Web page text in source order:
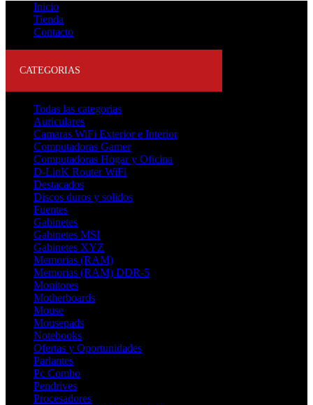
Inicio
Tienda
Contacto
CATEGORIAS
Todas las categorias
Auriculares
Camaras WiFi Exterior e Interior
Computadoras Gamer
Computadoras Hogar y Oficina
D-LinK Router WiFi
Destacados
Discos duros y solidos
Fuentes
Gabinetes
Gabinetes MSI
Gabinetes XYZ
Memorias (RAM)
Memorias (RAM) DDR-5
Monitores
Motherboards
Mouse
Mousepads
Notebooks
Ofertas y Oportunidades
Parlantes
Pc Combo
Pendrives
Procesadores